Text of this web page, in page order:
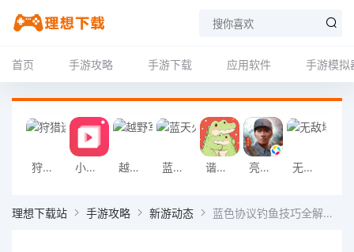
首页 手游攻略 手游下载 应用软件 手游模拟
狩猎迷城恐龙大战游戏 小影记app 越野军事卡车司机游戏 蓝天火龙传奇安卓版 谐音梗游戏 亮剑2026官方版 无敌塔防王游戏
理想下载站 手游攻略 新游动态 蓝色协议钓鱼技巧全解析：高效钓鱼方法详解